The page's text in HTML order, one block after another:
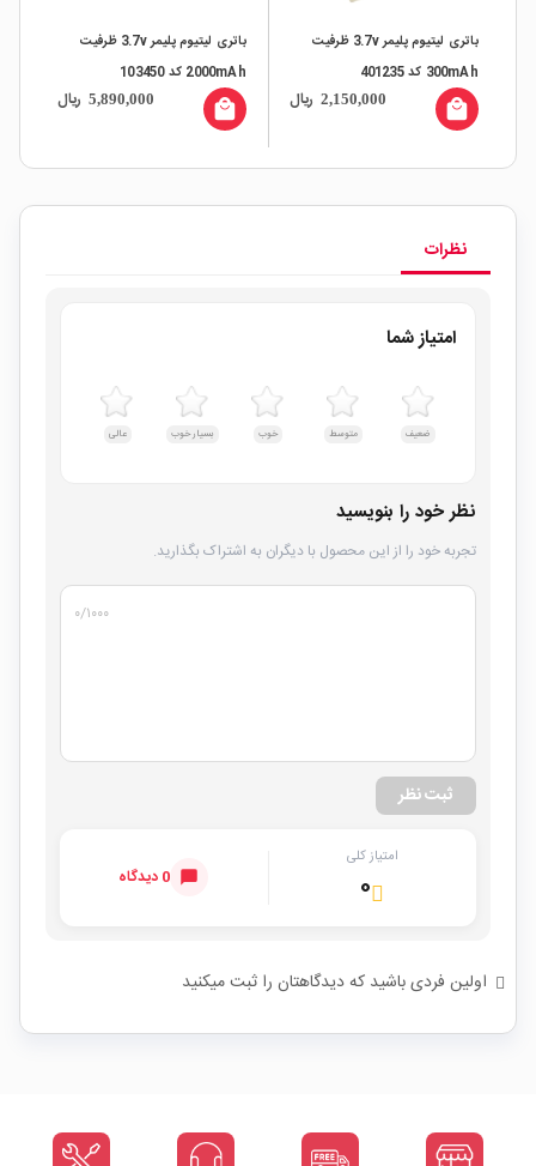
باتری لیتیوم پلیمر 3.7v ظرفیت
300mAh کد 401235
2,150,000 ریال local_mall
باتری لیتیوم پلیمر 3.7v ظرفیت
2000mAh کد 103450
5,890,000 ریال local_mall
نظرات
امتیاز شما
ضعیف متوسط خوب بسیار خوب عالی
نظر خود را بنویسید
تجربه خود را از این محصول با دیگران به اشتراک بگذارید.
۰/۱۰۰۰
ثبت نظر
امتیاز کلی
۰ 0 دیدگاه
اولین فردی باشید که دیدگاهتان را ثبت میکنید